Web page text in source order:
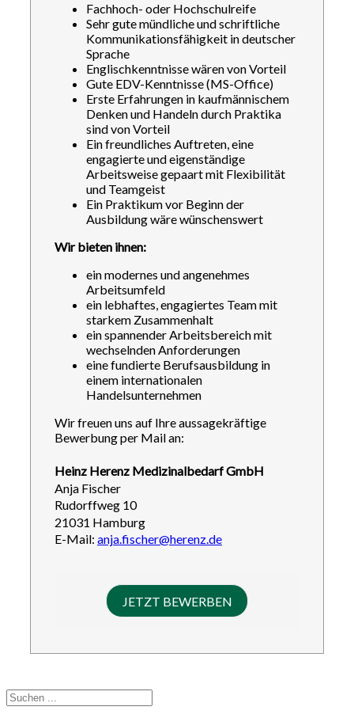
Fachhoch- oder Hochschulreife
Sehr gute mündliche und schriftliche
Kommunikationsfähigkeit in deutscher
Sprache
Englischkenntnisse wären von Vorteil
Gute EDV-Kenntnisse (MS-Office)
Erste Erfahrungen in kaufmännischem
Denken und Handeln durch Praktika
sind von Vorteil
Ein freundliches Auftreten, eine
engagierte und eigenständige
Arbeitsweise gepaart mit Flexibilität
und Teamgeist
Ein Praktikum vor Beginn der
Ausbildung wäre wünschenswert
Wir bieten ihnen:
ein modernes und angenehmes
Arbeitsumfeld
ein lebhaftes, engagiertes Team mit
starkem Zusammenhalt
ein spannender Arbeitsbereich mit
wechselnden Anforderungen
eine fundierte Berufsausbildung in
einem internationalen
Handelsunternehmen
Wir freuen uns auf Ihre aussagekräftige
Bewerbung per Mail an:
Heinz Herenz Medizinalbedarf GmbH
Anja Fischer
Rudorffweg 10
21031 Hamburg
E-Mail: anja.fischer@herenz.de
JETZT BEWERBEN